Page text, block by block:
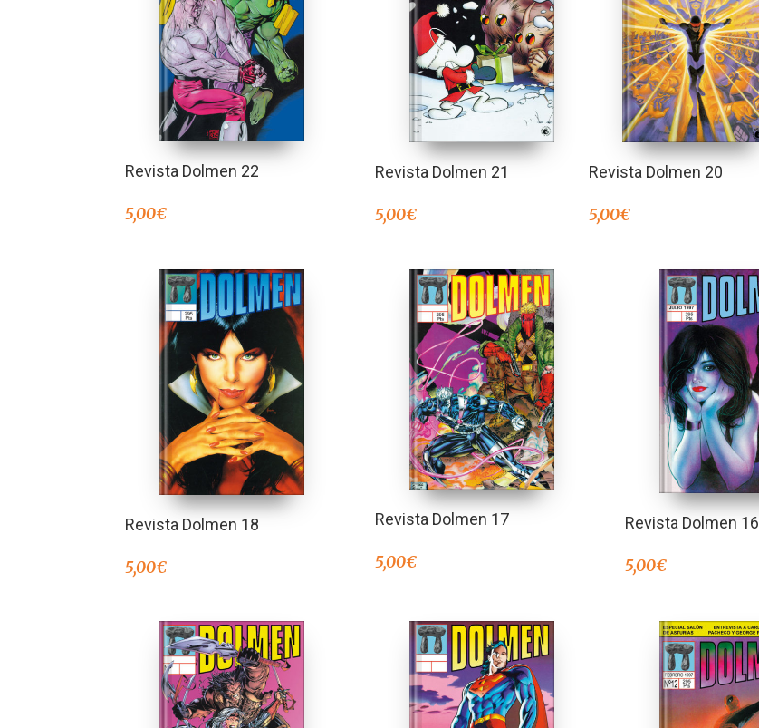
Revista Dolmen 22
5,00€
Revista Dolmen 21
5,00€
Revista Dolmen 20
5,00€
Revista Dolmen 18
5,00€
Revista Dolmen 17
5,00€
Revista Dolmen 16
5,00€